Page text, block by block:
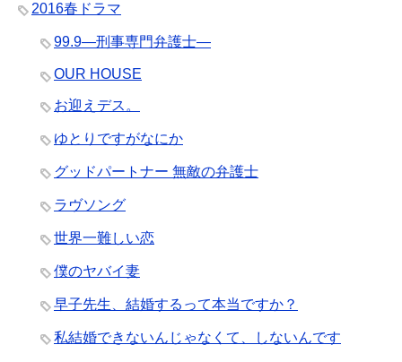
2016春ドラマ
99.9―刑事専門弁護士―
OUR HOUSE
お迎えデス。
ゆとりですがなにか
グッドパートナー 無敵の弁護士
ラヴソング
世界一難しい恋
僕のヤバイ妻
早子先生、結婚するって本当ですか？
私結婚できないんじゃなくて、しないんです